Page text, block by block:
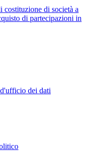
costituzione di società a
di partecipazioni in
dei dati